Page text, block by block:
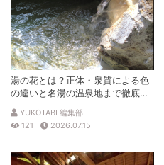
湯の花とは？正体・泉質による色
の違いと名湯の温泉地まで徹底解
説
YUKOTABI 編集部
121
2026.07.15